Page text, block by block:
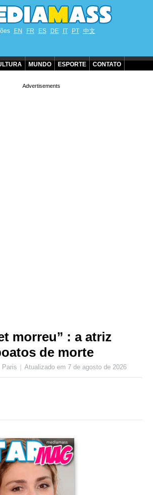
EN FR ES DE IT PT 中文
MUNDO ESPORTE CONTATO
morreu” : a atriz
de morte
Paris Atualizado em 7 de agosto de 2026